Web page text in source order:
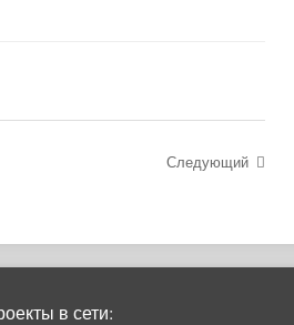
Следующий
в сети: